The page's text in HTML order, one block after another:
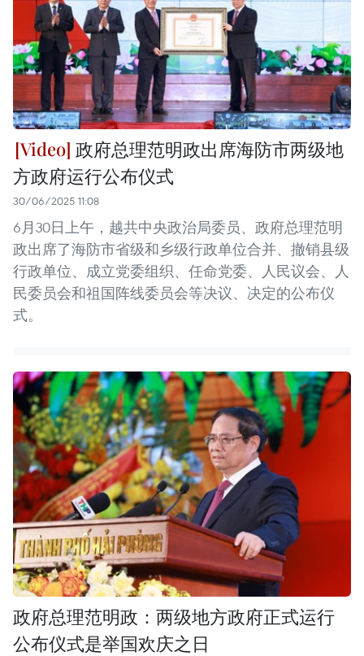
政府总理范明政出席海防市两级地
方政府运行公布仪式
30/06/2025 11:08
6月30日上午，越共中央政治局委员、政府总理范明
政出席了海防市省级和乡级行政单位合并、撤销县级
行政单位、成立党委组织、任命党委、人民议会、人
民委员会和祖国阵线委员会等决议、决定的公布仪
式。
政府总理范明政：两级地方政府正式运行
公布仪式是举国欢庆之日